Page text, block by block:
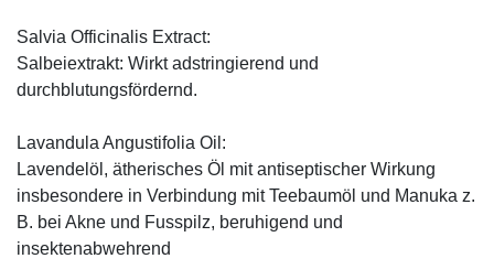
Salvia Officinalis Extract:
Salbeiextrakt: Wirkt adstringierend und
durchblutungsfördernd.
Lavandula Angustifolia Oil:
Lavendelöl, ätherisches Öl mit antiseptischer Wirkung
insbesondere in Verbindung mit Teebaumöl und Manuka z.
B. bei Akne und Fusspilz, beruhigend und
insektenabwehrend